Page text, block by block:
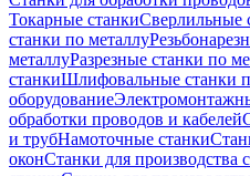
Токарные станкиСверлильные
станки по металлу
металлуРазрезные станки по
станкиШлифовальные станки
оборудование
обработки проводов и кабелей
и трубНамоточные станки
оконСтанки для производства